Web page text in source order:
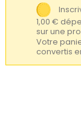
1,00 €
sur une
Votre
convertis